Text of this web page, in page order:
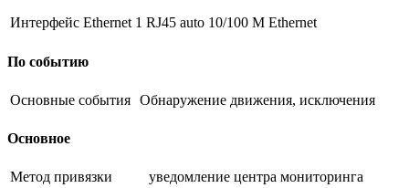
Интерфейс Ethernet 1 RJ45 auto 10/100 М Ethernet
По событию
Основные события Обнаружение движения, исключения
Основное
Метод привязки
уведомление центра мониторинга